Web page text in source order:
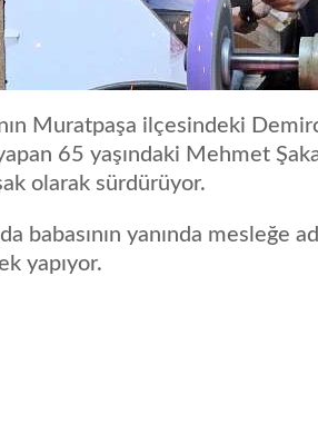
Muratpaşa ilçesindeki
65 yaşındaki Mehmet
olarak sürdürüyor.
babasının yanında mesleğe
yapıyor.